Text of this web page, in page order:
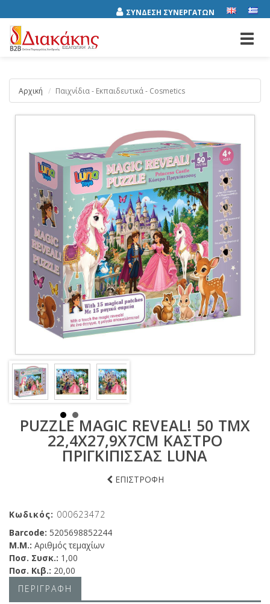
ΣΥΝΔΕΣΗ ΣΥΝΕΡΓΑΤΩΝ
Αρχική Παιχνίδια - Εκπαιδευτικά - Cosmetics
PUZZLE MAGIC REVEAL! 50 ΤΜΧ
22,4X27,9X7CM ΚΑΣΤΡΟ
ΠΡΙΓΚΙΠΙΣΣΑΣ LUNA
ΕΠΙΣΤΡΟΦΗ
Κωδικός: 000623472
Barcode: 5205698852244
Μ.Μ.: Αριθμός τεμαχίων
Ποσ. Συσκ.: 1,00
Ποσ. Κιβ.: 20,00
ΠΕΡΙΓΡΑΦΗ